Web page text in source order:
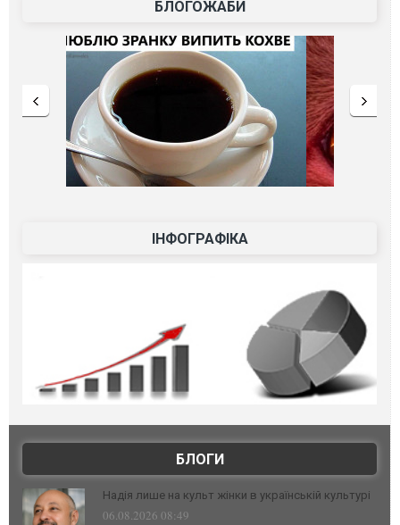
БЛОГОЖАБИ
ІНФОГРАФІКА
БЛОГИ
Надія лише на культ жінки в українській культурі
06.08.2026 08:49